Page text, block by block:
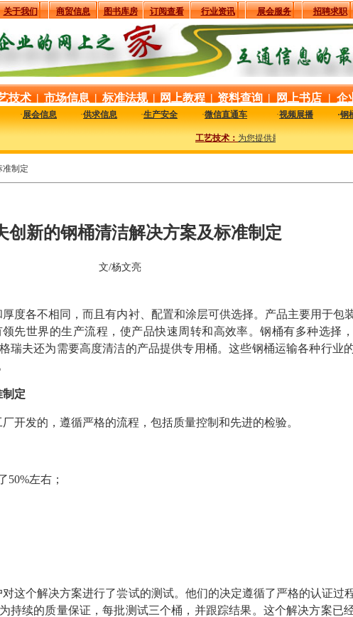
关于我们 商贸信息 图书库房 订阅查看 行业资讯 展会服务 招聘求职
技术 | 市场信息 | 标准法规 | 网上教程 | 资料查询 | 网上书店 | 企
·展会信息 ·供求信息 ·生产安全 ·微信直通车 ·视频展播 ·钢
工艺技术： 为您提供最新最实用的工艺、
准制定
创新的钢桶清洁解决方案及标准制定
文/杨文亮
度各不相同，而且有内衬、配置和涂层可供选择。产品主要用于包
先世界的生产流程，使产品快速周转和高效率。钢桶有多种选择
瑞夫还为需要高度清洁的产品提供专用桶。这些钢桶运输各种行业
定
开发的，遵循严格的流程，包括质量控制和先进的检验。
50%左右；
这个解决方案进行了尝试的测试。他们的决定遵循了严格的认证过
持续的质量保证，每批测试三个桶，并跟踪结果。这个解决方案已